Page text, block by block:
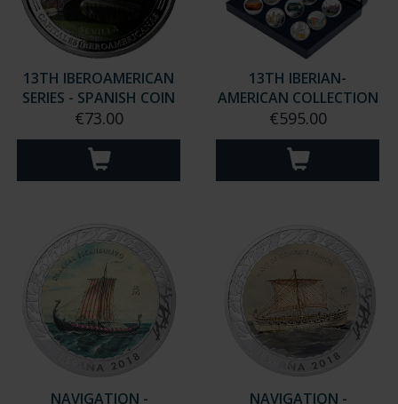
13TH IBEROAMERICAN
SERIES - SPANISH COIN
€73.00
13TH IBERIAN-
AMERICAN COLLECTION
€595.00
NAVIGATION -
NAVIGATION -